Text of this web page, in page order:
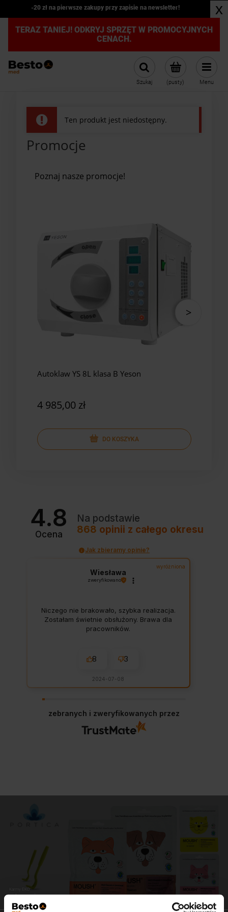
-20 zł na pierwsze zakupy przy zapisie na newsletter! x
TERAZ TANIEJ! ODKRYJ SPRZĘT W PROMOCYJNYCH
CENACH.
(pusty)
Szukaj Menu
Ten produkt jest niedostępny.
Promocje
Poznaj nasze promocje!
Autoklaw YS 8L klasa B Yeson
4 985,00 zł
DO KOSZYKA
4.8
Ocena
Na podstawie
868 opinii z całego okresu
Jak zbieramy opinie?
wyróżniona
Wiesława
zweryfikowano
Niczego nie brakowało, szybka realizacja.
Zostałam świetnie obsłużony. Brawa dla
pracowników.
8 3
2024-07-08
zebranych i zweryfikowanych przez
Karmy EKO
zdrowe i pyszne